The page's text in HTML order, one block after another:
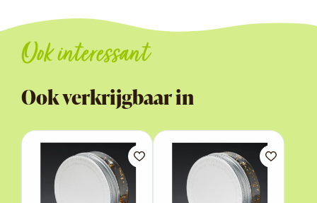
Ook interessant
Ook verkrijgbaar in